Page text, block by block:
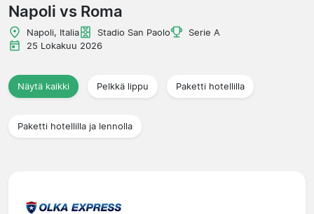
Napoli vs Roma
Napoli, Italia Stadio San Paolo
Serie A
25 Lokakuu 2026
Näytä kaikki Pelkkä lippu Paketti hotellilla
Paketti hotellilla ja lennolla